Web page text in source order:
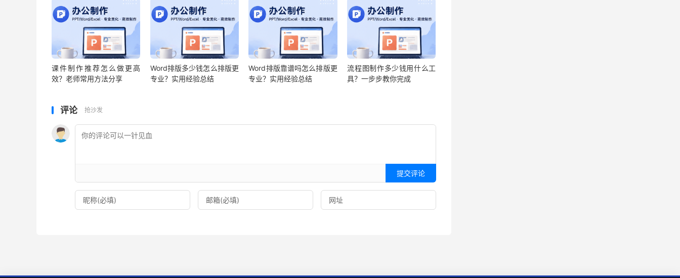
课件制作推荐怎么做更高
效？老师常用方法分享
Word排版多少钱怎么排版更
专业？实用经验总结
Word排版靠谱吗怎么排版更
专业？实用经验总结
流程图制作多少钱用什么工
具？一步步教你完成
评论 抢沙发
提交评论